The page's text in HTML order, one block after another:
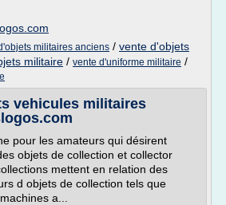
militaires anciens / vente d'objets
militaire / vente d'uniforme militaire /
vehicules militaires
pour les amateurs qui désirent
objets de collection et collector
mettent en relation des
d objets de collection tels que
a...